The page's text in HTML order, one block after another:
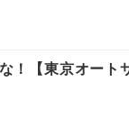
！【東京オート